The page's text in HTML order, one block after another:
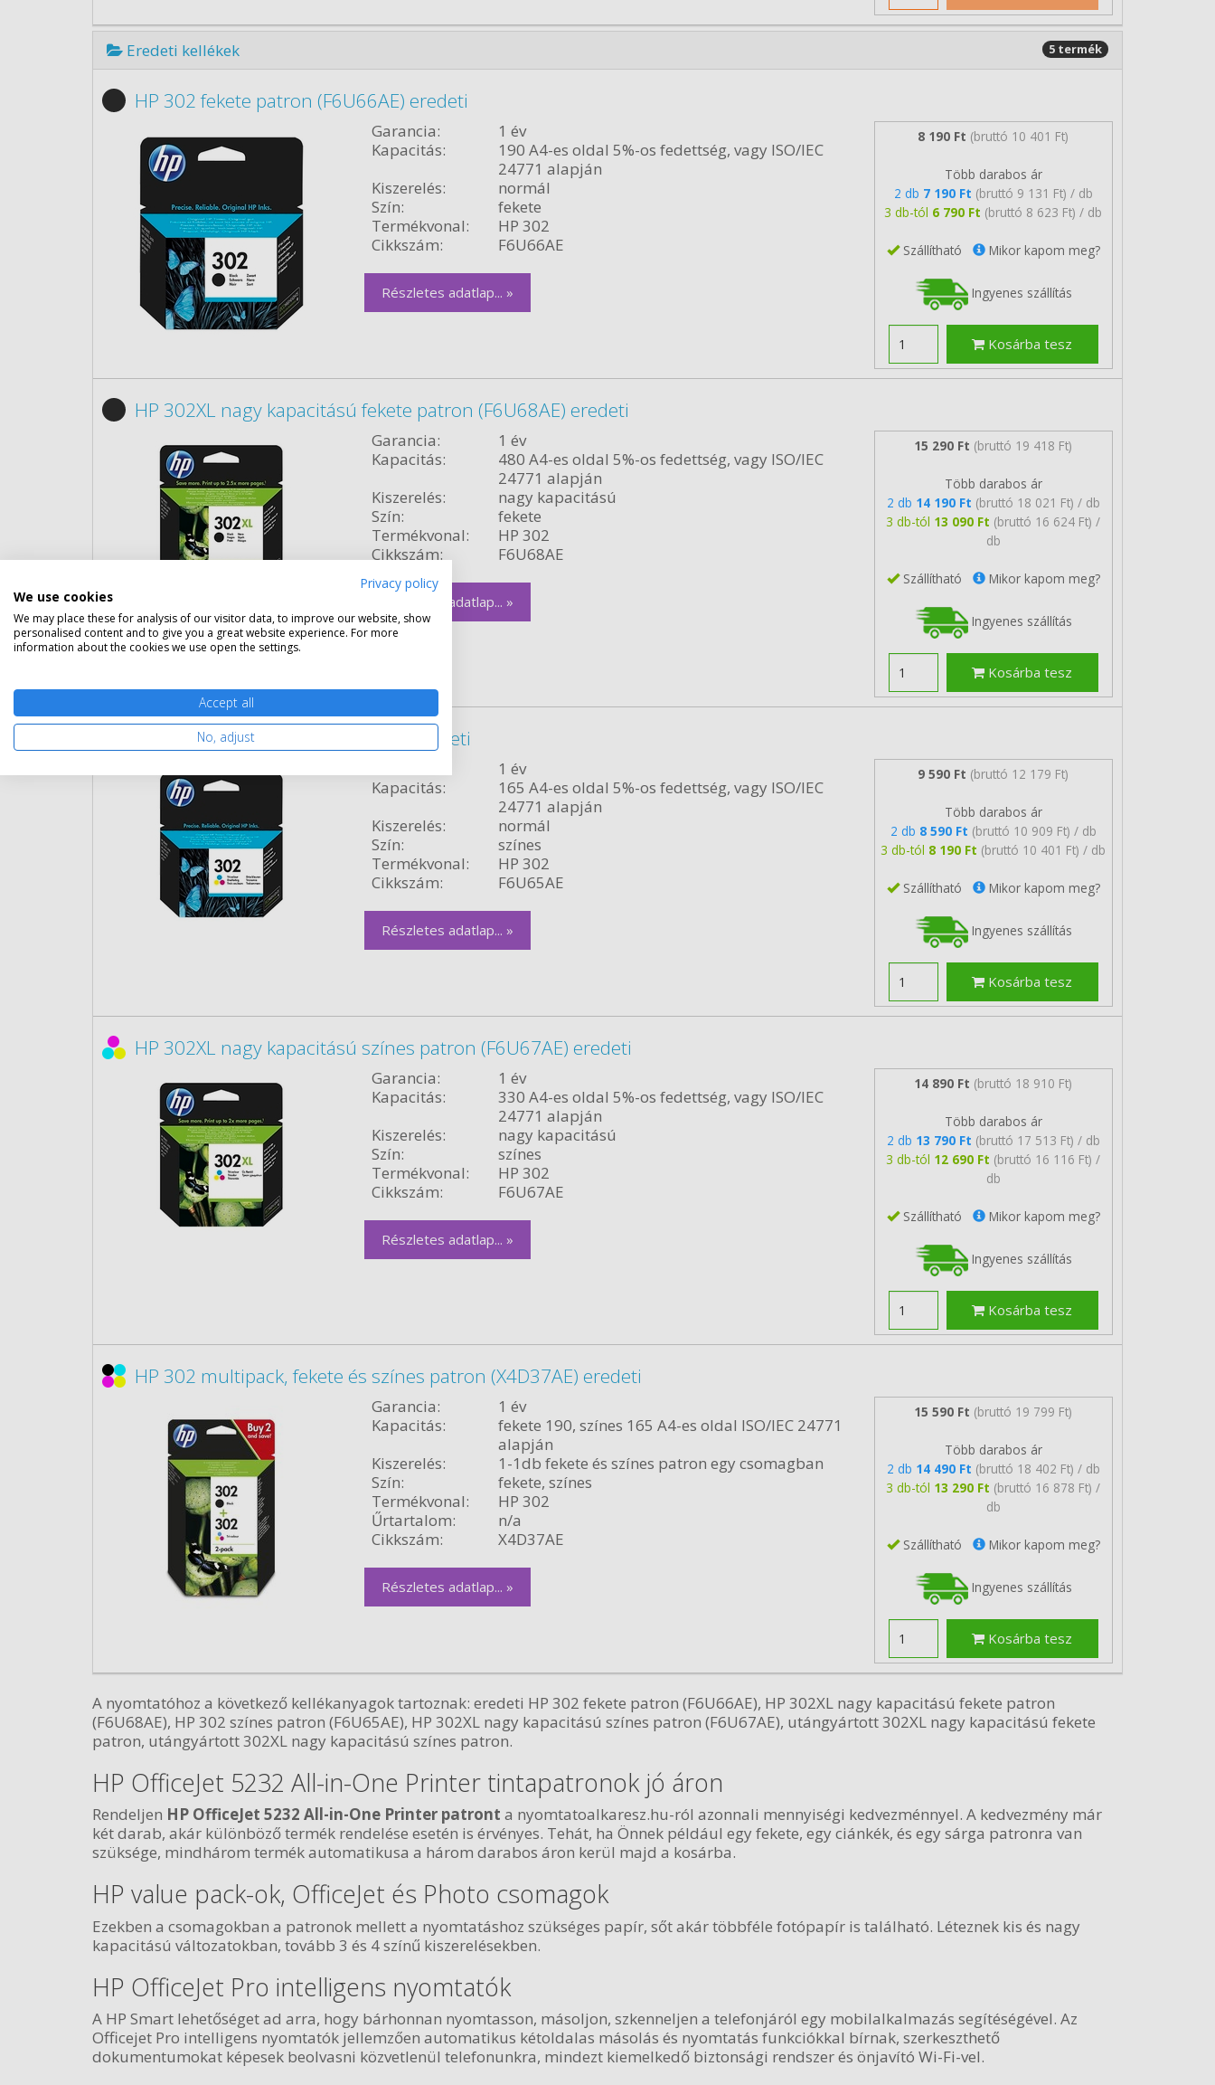
Eredeti kellékek 5 termék
HP 302 fekete patron (F6U66AE) eredeti
Garancia:
1 év
Kapacitás:
190 A4-es oldal 5%-os fedettség, vagy ISO/IEC
24771 alapján
Kiszerelés:
normál
Szín:
fekete
Termékvonal:
HP 302
Cikkszám:
F6U66AE
Részletes adatlap... »
8 190 Ft (bruttó 10 401 Ft)
Több darabos ár
2 db 7 190 Ft (bruttó 9 131 Ft) / db
3 db-tól 6 790 Ft (bruttó 8 623 Ft) / db
Szállítható Mikor kapom meg?
Ingyenes szállítás
Kosárba tesz
HP 302XL nagy kapacitású fekete patron (F6U68AE) eredeti
Garancia:
1 év
Kapacitás:
480 A4-es oldal 5%-os fedettség, vagy ISO/IEC
24771 alapján
Kiszerelés:
nagy kapacitású
Szín:
fekete
Termékvonal:
HP 302
Cikkszám:
F6U68AE
Részletes adatlap... »
15 290 Ft (bruttó 19 418 Ft)
Több darabos ár
2 db 14 190 Ft (bruttó 18 021 Ft) / db
3 db-tól 13 090 Ft (bruttó 16 624 Ft) /
db
Szállítható Mikor kapom meg?
Ingyenes szállítás
Kosárba tesz
HP 302 színes patron (F6U65AE) eredeti
1 év
Kapacitás:
165 A4-es oldal 5%-os fedettség, vagy ISO/IEC
24771 alapján
Kiszerelés:
normál
Szín:
színes
Termékvonal:
HP 302
Cikkszám:
F6U65AE
Részletes adatlap... »
9 590 Ft (bruttó 12 179 Ft)
Több darabos ár
2 db 8 590 Ft (bruttó 10 909 Ft) / db
3 db-tól 8 190 Ft (bruttó 10 401 Ft) / db
Szállítható Mikor kapom meg?
Ingyenes szállítás
Kosárba tesz
HP 302XL nagy kapacitású színes patron (F6U67AE) eredeti
Garancia:
1 év
Kapacitás:
330 A4-es oldal 5%-os fedettség, vagy ISO/IEC
24771 alapján
Kiszerelés:
nagy kapacitású
Szín:
színes
Termékvonal:
HP 302
Cikkszám:
F6U67AE
Részletes adatlap... »
14 890 Ft (bruttó 18 910 Ft)
Több darabos ár
2 db 13 790 Ft (bruttó 17 513 Ft) / db
3 db-tól 12 690 Ft (bruttó 16 116 Ft) /
db
Szállítható Mikor kapom meg?
Ingyenes szállítás
Kosárba tesz
HP 302 multipack, fekete és színes patron (X4D37AE) eredeti
Garancia:
1 év
Kapacitás:
fekete 190, színes 165 A4-es oldal ISO/IEC 24771
alapján
Kiszerelés:
1-1db fekete és színes patron egy csomagban
Szín:
fekete, színes
Termékvonal:
HP 302
Űrtartalom:
n/a
Cikkszám:
X4D37AE
Részletes adatlap... »
15 590 Ft (bruttó 19 799 Ft)
Több darabos ár
2 db 14 490 Ft (bruttó 18 402 Ft) / db
3 db-tól 13 290 Ft (bruttó 16 878 Ft) /
db
Szállítható Mikor kapom meg?
Ingyenes szállítás
Kosárba tesz
A nyomtatóhoz a következő kellékanyagok tartoznak: eredeti HP 302 fekete patron (F6U66AE), HP 302XL nagy kapacitású fekete patron
(F6U68AE), HP 302 színes patron (F6U65AE), HP 302XL nagy kapacitású színes patron (F6U67AE), utángyártott 302XL nagy kapacitású fekete
patron, utángyártott 302XL nagy kapacitású színes patron.
HP OfficeJet 5232 All-in-One Printer tintapatronok jó áron
Rendeljen HP OfficeJet 5232 All-in-One Printer patront a nyomtatoalkaresz.hu-ról azonnali mennyiségi kedvezménnyel. A kedvezmény már
két darab, akár különböző termék rendelése esetén is érvényes. Tehát, ha Önnek például egy fekete, egy ciánkék, és egy sárga patronra van
szüksége, mindhárom termék automatikusa a három darabos áron kerül majd a kosárba.
HP value pack-ok, OfficeJet és Photo csomagok
Ezekben a csomagokban a patronok mellett a nyomtatáshoz szükséges papír, sőt akár többféle fotópapír is található. Léteznek kis és nagy
kapacitású változatokban, tovább 3 és 4 színű kiszerelésekben.
HP OfficeJet Pro intelligens nyomtatók
A HP Smart lehetőséget ad arra, hogy bárhonnan nyomtasson, másoljon, szkenneljen a telefonjáról egy mobilalkalmazás segítéségével. Az
Officejet Pro intelligens nyomtatók jellemzően automatikus kétoldalas másolás és nyomtatás funkciókkal bírnak, szerkeszthető
dokumentumokat képesek beolvasni közvetlenül telefonunkra, mindezt kiemelkedő biztonsági rendszer és önjavító Wi-Fi-vel.
Privacy policy
We use cookies
We may place these for analysis of our visitor data, to improve our website, show
personalised content and to give you a great website experience. For more
information about the cookies we use open the settings.
Accept all
No, adjust